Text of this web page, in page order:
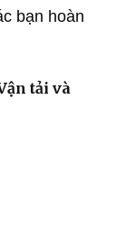
bạn hoàn
tải và